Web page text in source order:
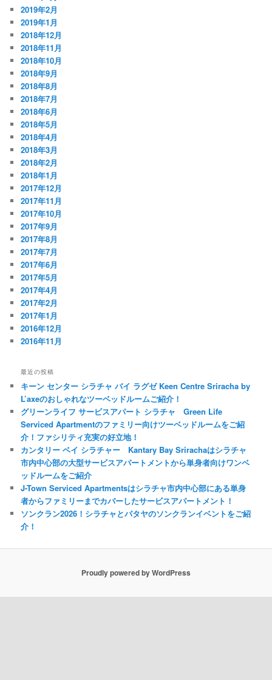
2019年2月
2019年1月
2018年12月
2018年11月
2018年10月
2018年9月
2018年8月
2018年7月
2018年6月
2018年5月
2018年4月
2018年3月
2018年2月
2018年1月
2017年12月
2017年11月
2017年10月
2017年9月
2017年8月
2017年7月
2017年6月
2017年5月
2017年4月
2017年2月
2017年1月
2016年12月
2016年11月
最近の投稿
キーン センター シラチャ バイ ラグゼ Keen Centre Sriracha by
L’axeのおしゃれなツーベッドルームご紹介！
グリーンライフ サービスアパート シラチャ Green Life
Serviced Apartmentのファミリー向けツーベッドルームをご紹
介！ファシリティ充実の好立地！
カンタリー ベイ シラチャー Kantary Bay Srirachaはシラチャ
市内中心部の大型サービスアパートメントから単身者向けワンベ
ッドルームをご紹介
J-Town Serviced Apartmentsはシラチャ市内中心部にある単身
者からファミリーまでカバーしたサービスアパートメント！
ソンクラン2026！シラチャとパタヤのソンクランイベントをご紹
介！
Proudly powered by WordPress